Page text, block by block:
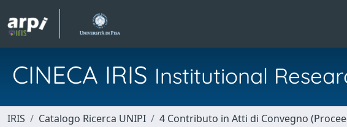
CINECA IRIS Institutional
IRIS Catalogo Ricerca UNIPI 4 Contributo in Atti di Convegno